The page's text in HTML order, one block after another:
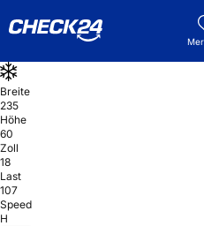
Breite
235
Höhe
60
Zoll
18
Last
107
Speed
H